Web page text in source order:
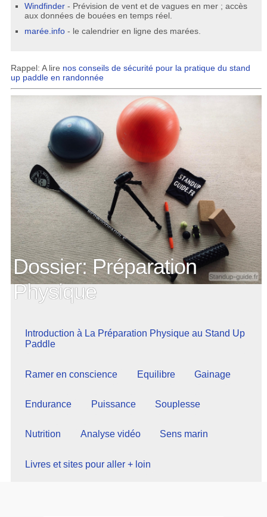
Windfinder - Prévision de vent et de vagues en mer ; accès
aux données de bouées en temps réel.
marée.info - le calendrier en ligne des marées.
Rappel: A lire nos conseils de sécurité pour la pratique du stand
up paddle en randonnée
Dossier: Préparation
Physique
Introduction à La Préparation Physique au Stand Up
Paddle
Ramer en conscience Equilibre Gainage
Endurance Puissance Souplesse
Nutrition Analyse vidéo Sens marin
Livres et sites pour aller + loin